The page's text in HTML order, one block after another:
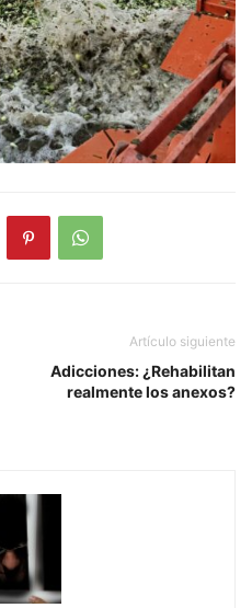
Artículo siguiente
Adicciones: ¿Rehabilitan
realmente los anexos?